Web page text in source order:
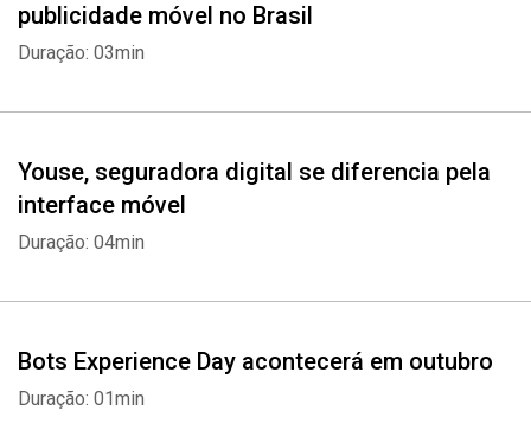
publicidade móvel no Brasil
Duração: 03min
Youse, seguradora digital se diferencia pela
interface móvel
Duração: 04min
Bots Experience Day acontecerá em outubro
Duração: 01min